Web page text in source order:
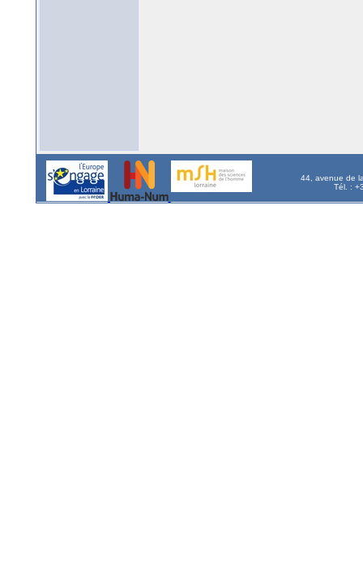
44, avenue de
Tél. :